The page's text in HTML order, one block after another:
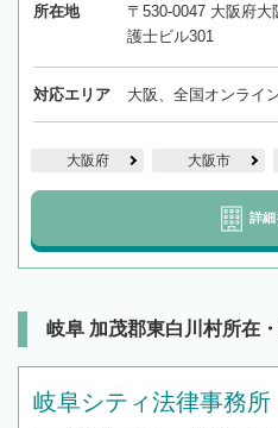
所在地
〒530-0047 大阪府
護士ビル301
対応エリア 大阪、全国オンライ
大阪府 大阪市
詳細
岐阜 加茂郡東白川村所在
岐阜シティ法律事務所